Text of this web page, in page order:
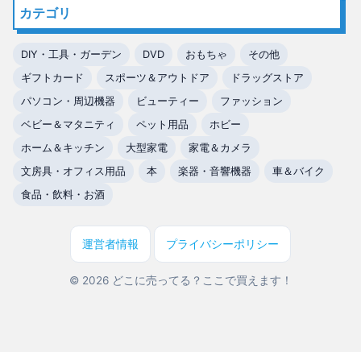
カテゴリ
DIY・工具・ガーデン DVD おもちゃ
その他
ギフトカード
スポーツ＆アウトドア
ドラッグストア
パソコン・周辺機器
ビューティー
ファッション
ベビー＆マタニティ
ペット用品
ホビー
ホーム＆キッチン
大型家電
家電＆カメラ
文房具・オフィス用品
本 楽器・音響機器
車＆バイク
食品・飲料・お酒
運営者情報 プライバシーポリシー
© 2026 どこに売ってる？ここで買えます！